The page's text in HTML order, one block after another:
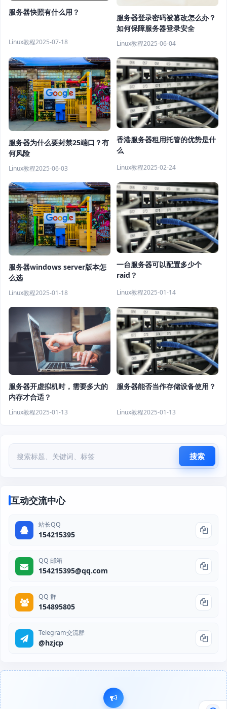
服务器快照有什么用？
Linux教程2025-07-18
服务器登录密码被篡改怎么办？
如何保障服务器登录安全
Linux教程2025-06-04
服务器为什么要封禁25端口？有
何风险
Linux教程2025-06-03
香港服务器租用托管的优势是什
么
Linux教程2025-02-24
服务器windows server版本怎
么选
Linux教程2025-01-18
一台服务器可以配置多少个
raid？
Linux教程2025-01-14
服务器开虚拟机时，需要多大的
内存才合适？
Linux教程2025-01-13
服务器能否当作存储设备使用？
Linux教程2025-01-13
搜索
互动交流中心
站长QQ
154215395
QQ 邮箱
154215395@qq.com
QQ 群
154895805
Telegram交流群
@hzjcp